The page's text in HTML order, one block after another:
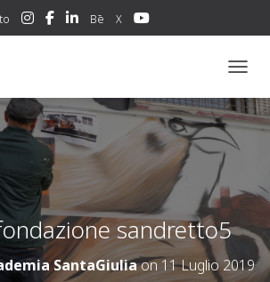
Bē X
sandretto5
SantaGiuliaon11 Luglio 2019